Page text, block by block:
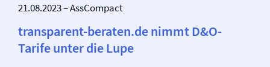
21.08.2023 – AssCompact
transparent-beraten.de nimmt D&O-
Tarife unter die Lupe